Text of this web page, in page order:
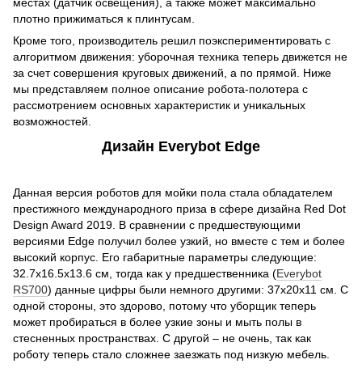
плотно прижиматься к плинтусам.
Кроме того, производитель решил поэкспериментировать с
алгоритмом движения: уборочная техника теперь движется не
за счет совершения круговых движений, а по прямой. Ниже
мы представляем полное описание робота-полотера с
рассмотрением основных характеристик и уникальных
возможностей.
Дизайн Everybot Edge
Данная версия роботов для мойки пола стала обладателем
престижного международного приза в сфере дизайна Red Dot
Design Award 2019. В сравнении с предшествующими
версиями Edge получил более узкий, но вместе с тем и более
высокий корпус. Его габаритные параметры следующие:
32.7х16.5х13.6 см, тогда как у предшественника (Everybot
RS700) данные цифры были немного другими: 37х20х11 см. С
одной стороны, это здорово, потому что уборщик теперь
может пробираться в более узкие зоны и мыть полы в
стесненных пространствах. С другой – не очень, так как
роботу теперь стало сложнее заезжать под низкую мебель.